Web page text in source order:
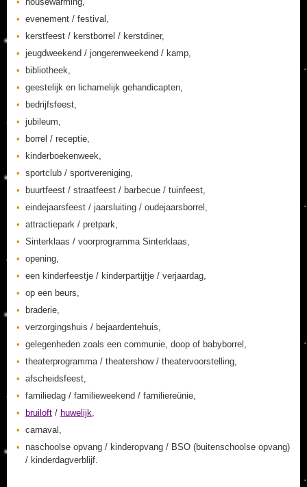
evenement / festival,
kerstfeest / kerstborrel / kerstdiner,
jeugdweekend / jongerenweekend / kamp,
bibliotheek,
geestelijk en lichamelijk gehandicapten,
bedrijfsfeest,
jubileum,
borrel / receptie,
kinderboekenweek,
sportclub / sportvereniging,
buurtfeest / straatfeest / barbecue / tuinfeest,
eindejaarsfeest / jaarsluiting / oudejaarsborrel,
attractiepark / pretpark,
Sinterklaas / voorprogramma Sinterklaas,
opening,
een kinderfeestje / kinderpartijtje / verjaardag,
op een beurs,
braderie,
verzorgingshuis / bejaardentehuis,
gelegenheden zoals een communie, doop of babyborrel,
theaterprogramma / theatershow / theatervoorstelling,
afscheidsfeest,
familiedag / familieweekend / familiereünie,
bruiloft / huwelijk,
carnaval,
naschoolse opvang / kinderopvang / BSO (buitenschoolse opvang)
/ kinderdagverblijf.